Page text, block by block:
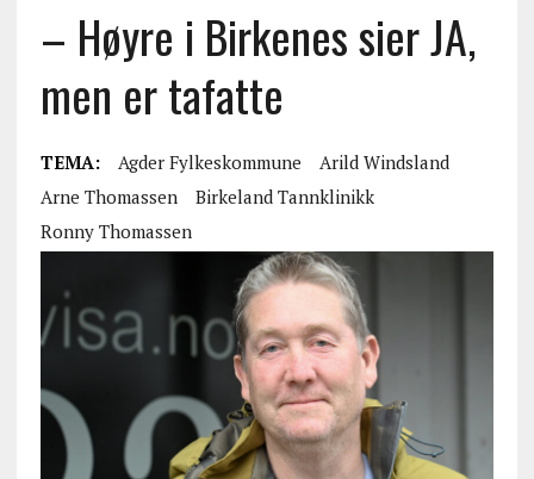
– Høyre i Birkenes sier JA,
men er tafatte
TEMA: Agder Fylkeskommune
Arild Windsland
Arne Thomassen
Birkeland Tannklinikk
Ronny Thomassen